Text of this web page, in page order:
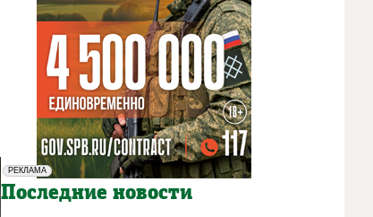
РЕКЛАМА
Социальная реклама
Последние новости